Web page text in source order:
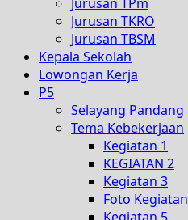
Jurusan TKRO
Jurusan TBSM
Kepala Sekolah
Lowongan Kerja
P5
Selayang Pandang
Tema Kebekerjaan
Kegiatan 1
KEGIATAN 2
Kegiatan 3
Foto Kegiatan